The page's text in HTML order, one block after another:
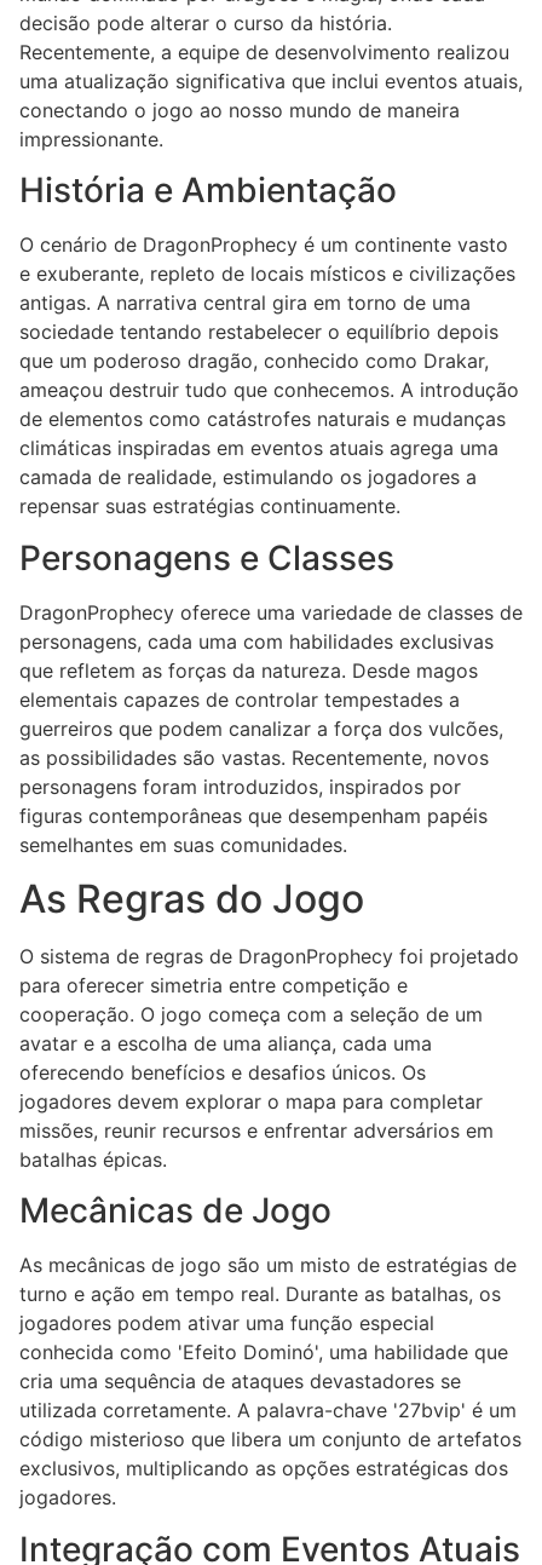
decisão pode alterar o curso da história.
Recentemente, a equipe de desenvolvimento realizou
uma atualização significativa que inclui eventos atuais,
conectando o jogo ao nosso mundo de maneira
impressionante.
História e Ambientação
O cenário de DragonProphecy é um continente vasto
e exuberante, repleto de locais místicos e civilizações
antigas. A narrativa central gira em torno de uma
sociedade tentando restabelecer o equilíbrio depois
que um poderoso dragão, conhecido como Drakar,
ameaçou destruir tudo que conhecemos. A introdução
de elementos como catástrofes naturais e mudanças
climáticas inspiradas em eventos atuais agrega uma
camada de realidade, estimulando os jogadores a
repensar suas estratégias continuamente.
Personagens e Classes
DragonProphecy oferece uma variedade de classes de
personagens, cada uma com habilidades exclusivas
que refletem as forças da natureza. Desde magos
elementais capazes de controlar tempestades a
guerreiros que podem canalizar a força dos vulcões,
as possibilidades são vastas. Recentemente, novos
personagens foram introduzidos, inspirados por
figuras contemporâneas que desempenham papéis
semelhantes em suas comunidades.
As Regras do Jogo
O sistema de regras de DragonProphecy foi projetado
para oferecer simetria entre competição e
cooperação. O jogo começa com a seleção de um
avatar e a escolha de uma aliança, cada uma
oferecendo benefícios e desafios únicos. Os
jogadores devem explorar o mapa para completar
missões, reunir recursos e enfrentar adversários em
batalhas épicas.
Mecânicas de Jogo
As mecânicas de jogo são um misto de estratégias de
turno e ação em tempo real. Durante as batalhas, os
jogadores podem ativar uma função especial
conhecida como 'Efeito Dominó', uma habilidade que
cria uma sequência de ataques devastadores se
utilizada corretamente. A palavra-chave '27bvip' é um
código misterioso que libera um conjunto de artefatos
exclusivos, multiplicando as opções estratégicas dos
jogadores.
Integração com Eventos Atuais